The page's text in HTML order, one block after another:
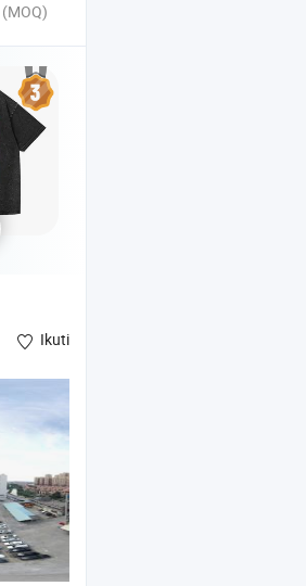
(MOQ)
Ikuti